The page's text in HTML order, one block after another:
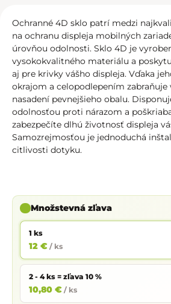
Ochranné 4D sklo patrí medzi
na ochranu displeja mobilných
úrovňou odolnosti. Sklo 4D je
vysokokvalitného materiálu a
aj pre krivky vášho displeja. Vďaka
okrajom a celopodlepením
nasadení pevnejšieho obalu.
odolnosťou proti nárazom a
zabezpečíte dlhú životnosť displeja
Samozrejmosťou je jednoduchá
citlivosti dotyku.
Množstevná zľava
1 ks
12 € / ks
2 - 4 ks = zľava 10 %
10,80 € / ks